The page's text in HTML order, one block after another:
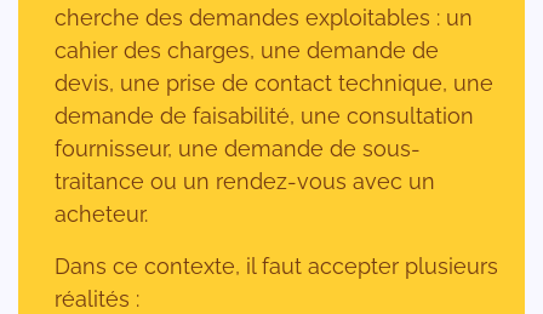
cherche des demandes exploitables : un
cahier des charges, une demande de
devis, une prise de contact technique, une
demande de faisabilité, une consultation
fournisseur, une demande de sous-
traitance ou un rendez-vous avec un
acheteur.
Dans ce contexte, il faut accepter plusieurs
réalités :